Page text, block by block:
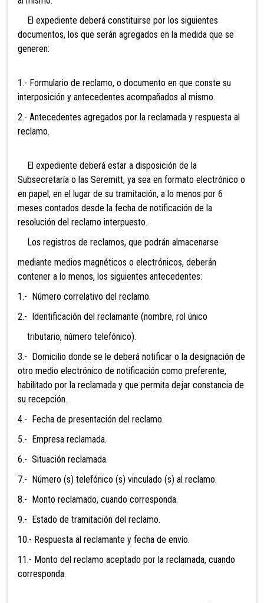
El expediente deberá constituirse por los siguientes
documentos, los que serán agregados en la medida que se
generen:
1.- Formulario de reclamo, o documento en que conste su
interposición y antecedentes acompañados al mismo.
2.- Antecedentes agregados por la reclamada y respuesta al
reclamo.
El expediente deberá estar a disposición de la
Subsecretaría o las Seremitt, ya sea en formato electrónico o
en papel, en el lugar de su tramitación, a lo menos por 6
meses contados desde la fecha de notificación de la
resolución del reclamo interpuesto.
Los registros de reclamos, que podrán almacenarse
mediante medios magnéticos o electrónicos, deberán
contener a lo menos, los siguientes antecedentes:
1.- Número correlativo del reclamo.
2.- Identificación del reclamante (nombre, rol único
tributario, número telefónico).
3.- Domicilio donde se le deberá notificar o la designación de
otro medio electrónico de notificación como preferente,
habilitado por la reclamada y que permita dejar constancia de
su recepción.
4.- Fecha de presentación del reclamo.
5.- Empresa reclamada.
6.- Situación reclamada.
7.- Número (s) telefónico (s) vinculado (s) al reclamo.
8.- Monto reclamado, cuando corresponda.
9.- Estado de tramitación del reclamo.
10.- Respuesta al reclamante y fecha de envío.
11.- Monto del reclamo aceptado por la reclamada, cuando
corresponda.